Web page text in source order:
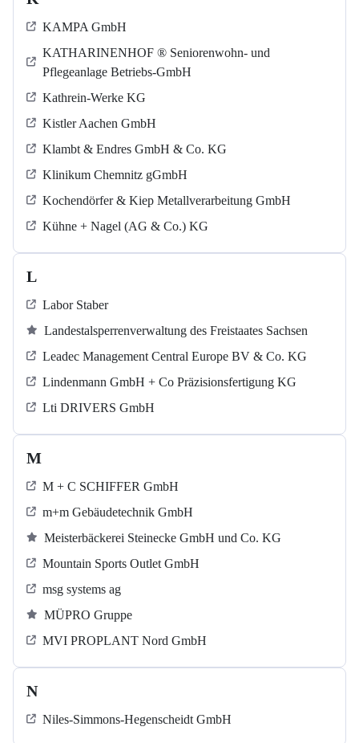
KAMPA GmbH
KATHARINENHOF ® Seniorenwohn- und
Pflegeanlage Betriebs-GmbH
Kathrein-Werke KG
Kistler Aachen GmbH
Klambt & Endres GmbH & Co. KG
Klinikum Chemnitz gGmbH
Kochendörfer & Kiep Metallverarbeitung GmbH
Kühne + Nagel (AG & Co.) KG
L
Labor Staber
Landestalsperrenverwaltung des Freistaates Sachsen
Leadec Management Central Europe BV & Co. KG
Lindenmann GmbH + Co Präzisionsfertigung KG
Lti DRIVERS GmbH
M
M + C SCHIFFER GmbH
m+m Gebäudetechnik GmbH
Meisterbäckerei Steinecke GmbH und Co. KG
Mountain Sports Outlet GmbH
msg systems ag
MÜPRO Gruppe
MVI PROPLANT Nord GmbH
N
Niles-Simmons-Hegenscheidt GmbH